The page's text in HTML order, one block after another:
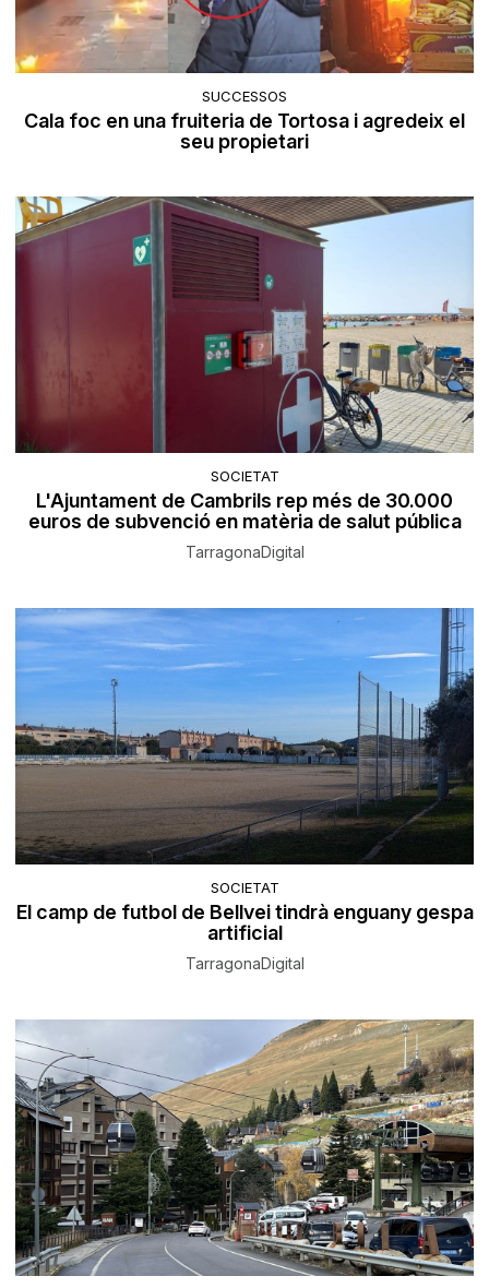
SUCCESSOS
Cala foc en una fruiteria de Tortosa i agredeix el
seu propietari
SOCIETAT
L'Ajuntament de Cambrils rep més de 30.000
euros de subvenció en matèria de salut pública
TarragonaDigital
SOCIETAT
El camp de futbol de Bellvei tindrà enguany gespa
artificial
TarragonaDigital